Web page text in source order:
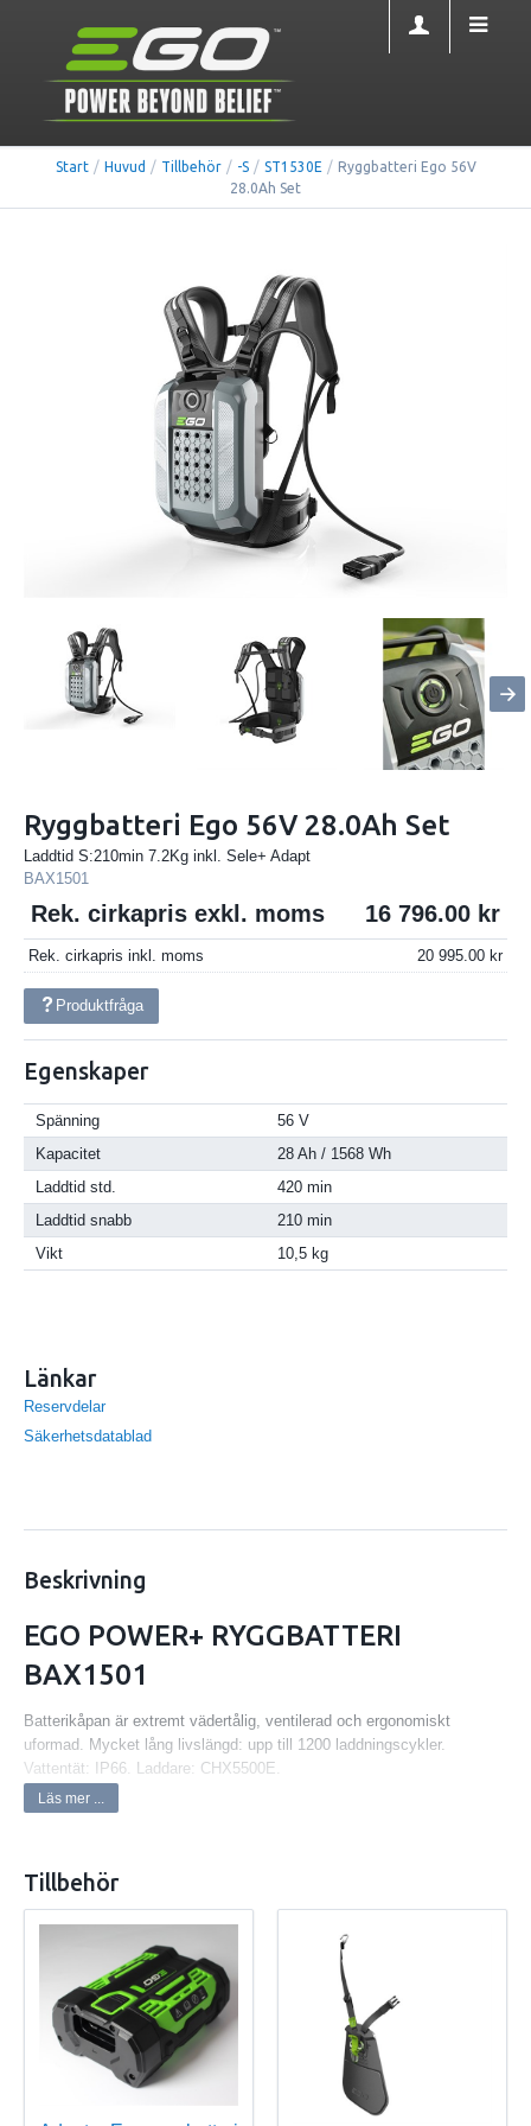
Start / Huvud / Tillbehör / -S / ST1530E / Ryggbatteri Ego 56V
28.0Ah Set
Ryggbatteri Ego 56V 28.0Ah Set
Laddtid S:210min 7.2Kg inkl. Sele+ Adapt
BAX1501
Rek. cirkapris exkl. moms 16 796.00
Rek. cirkapris inkl. moms 20 995.00
Produktfråga
Egenskaper
Spänning
56 V
Kapacitet
28 Ah / 1568 Wh
Laddtid std.
420 min
Laddtid snabb
210 min
Vikt
10,5 kg
Länkar
Reservdelar
Säkerhetsdatablad
Beskrivning
EGO POWER+ RYGGBATTERI
BAX1501
Batterikåpan är extremt vädertålig, ventilerad och ergonomiskt
uformad. Mycket lång livslängd: upp till 1200 laddningscykler.
Vattentät: IP66. Laddare: CHX5500E.
Passar samtliga handhållna maskiner men endast dataintegrering
Röjsåg/trimmer STX3800 • Lövblås LBX6000.
Läs mer ...
Tillbehör